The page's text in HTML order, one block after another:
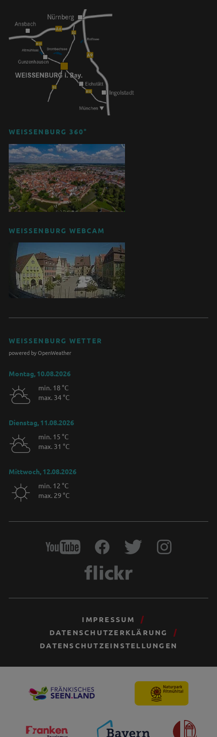
WEISSENBURG 360°
WEISSENBURG WEBCAM
WEISSENBURG WETTER
powered by OpenWeather
Montag, 10.08.2026
min. 18 °C
max. 34 °C
Dienstag, 11.08.2026
min. 15 °C
max. 31 °C
Mittwoch, 12.08.2026
min. 12 °C
max. 29 °C
IMPRESSUM
DATENSCHUTZERKLÄRUNG
DATENSCHUTZEINSTELLUNGEN